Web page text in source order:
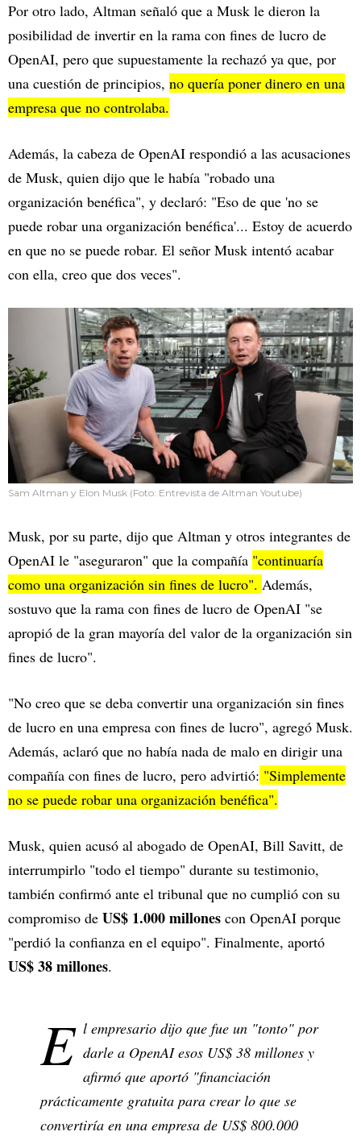
Por otro lado, Altman señaló que a Musk le dieron la
posibilidad de invertir en la rama con fines de lucro de
OpenAI, pero que supuestamente la rechazó ya que, por
una cuestión de principios, no quería poner dinero en una
empresa que no controlaba.
Además, la cabeza de OpenAI respondió a las acusaciones
de Musk, quien dijo que le había "robado una
organización benéfica", y declaró: "Eso de que 'no se
puede robar una organización benéfica'... Estoy de acuerdo
en que no se puede robar. El señor Musk intentó acabar
con ella, creo que dos veces".
Sam Altman y Elon Musk (Foto: Entrevista de Altman Youtube)
Musk, por su parte, dijo que Altman y otros integrantes de
OpenAI le "aseguraron" que la compañía "continuaría
como una organización sin fines de lucro". Además,
sostuvo que la rama con fines de lucro de OpenAI "se
apropió de la gran mayoría del valor de la organización sin
fines de lucro".
"No creo que se deba convertir una organización sin fines
de lucro en una empresa con fines de lucro", agregó Musk.
Además, aclaró que no había nada de malo en dirigir una
compañía con fines de lucro, pero advirtió: "Simplemente
no se puede robar una organización benéfica".
Musk, quien acusó al abogado de OpenAI, Bill Savitt, de
interrumpirlo "todo el tiempo" durante su testimonio,
también confirmó ante el tribunal que no cumplió con su
compromiso de US$ 1.000 millones con OpenAI porque
"perdió la confianza en el equipo". Finalmente, aportó
US$ 38 millones.
E l empresario dijo que fue un "tonto" por
darle a OpenAI esos US$ 38 millones y
afirmó que aportó "financiación
prácticamente gratuita para crear lo que se
convertiría en una empresa de US$ 800.000